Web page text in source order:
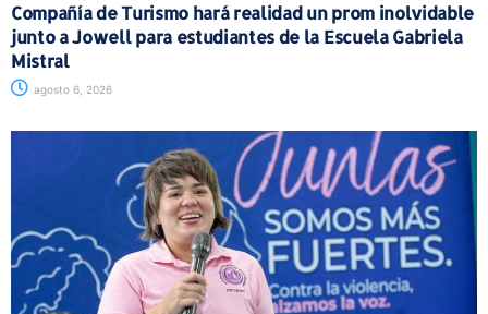
Compañía de Turismo hará realidad un prom inolvidable
junto a Jowell para estudiantes de la Escuela Gabriela
Mistral
agosto 6, 2026